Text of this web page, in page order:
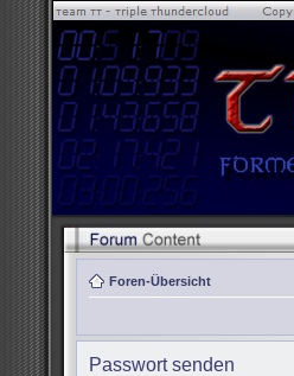
Foren-Übersicht
Passwort senden